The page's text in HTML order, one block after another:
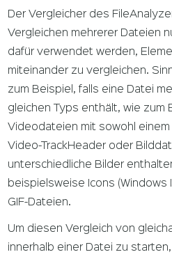
Der Vergleicher des
Vergleichen mehrerer Dateien
dafür verwendet werden,
miteinander zu vergleichen.
zum Beispiel, falls eine Datei
gleichen Typs enthält, wie zum
Videodateien mit sowohl einem
Video-TrackHeader oder
unterschiedliche Bilder
beispielsweise Icons (Windows
GIF-Dateien.
Um diesen Vergleich von
innerhalb einer Datei zu